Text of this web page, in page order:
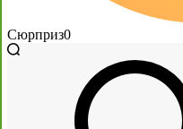
Сюрприз0